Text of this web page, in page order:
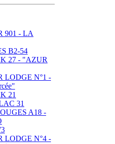
901 - LA
B2-54
27 - "AZUR
LODGE N°1 -
21
31
A18 -
LODGE N°4 -